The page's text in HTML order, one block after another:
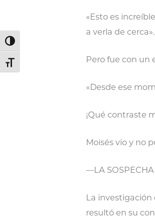
Alternar alto contraste
Alternar tamaño de letra
«Esto es
a verla de
Pero fue con un
«Desde ese
¡Qué contraste
Moisés vio y no
—LA
La investigación
resultó en su